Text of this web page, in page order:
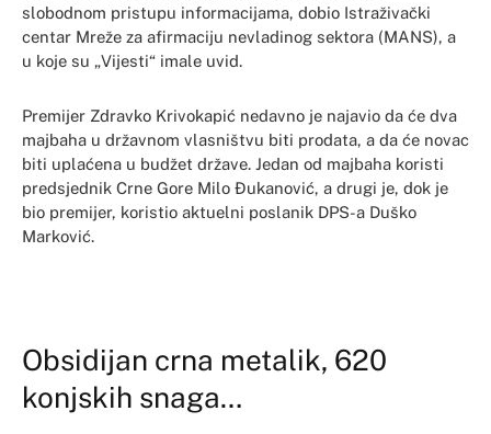
slobodnom pristupu informacijama, dobio Istraživački
centar Mreže za afirmaciju nevladinog sektora (MANS), a
u koje su „Vijesti“ imale uvid.
Premijer Zdravko Krivokapić nedavno je najavio da će dva
majbaha u državnom vlasništvu biti prodata, a da će novac
biti uplaćena u budžet države. Jedan od majbaha koristi
predsjednik Crne Gore Milo Đukanović, a drugi je, dok je
bio premijer, koristio aktuelni poslanik DPS-a Duško
Marković.
Obsidijan crna metalik, 620
konjskih snaga…